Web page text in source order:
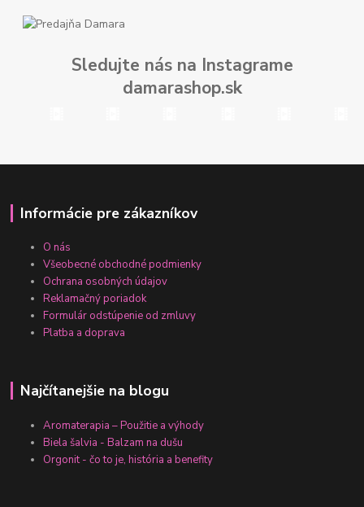
Sledujte nás na Instagrame
damarashop.sk
Informácie pre zákazníkov
O nás
Všeobecné obchodné podmienky
Ochrana osobných údajov
Reklamačný poriadok
Formulár odstúpenie od zmluvy
Platba a doprava
Najčítanejšie na blogu
Aromaterapia – Použitie a výhody
Biela šalvia - Balzam na dušu
Orgonit - čo to je, história a benefity